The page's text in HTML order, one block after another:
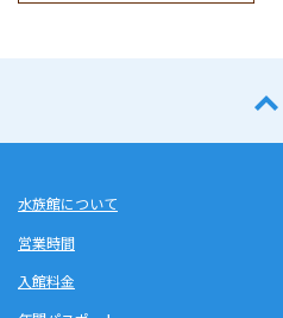
水族館について
営業時間
入館料金